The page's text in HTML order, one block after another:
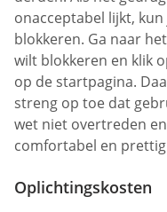
onacceptabel lijkt,
blokkeren. Ga naar
wilt blokkeren en klik
op de startpagina.
streng op toe dat
wet niet overtreden
comfortabel en
Oplichtingskosten